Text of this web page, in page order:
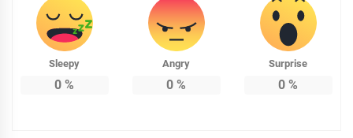
Sleepy
0 %
Angry
0 %
Surprise
0 %